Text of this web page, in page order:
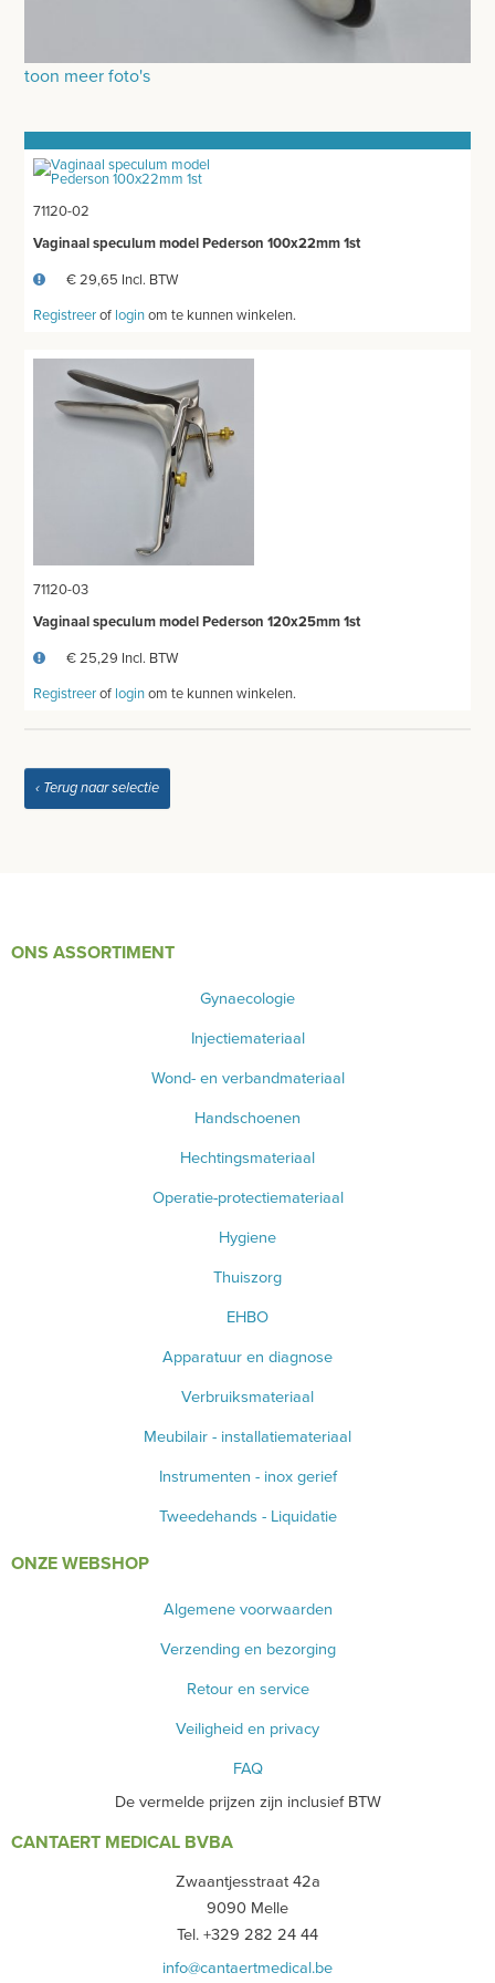
BISTOURIMESSEN
INSTRUMENTENDOZEN - INOX GERIEF
NAGEL INSTRUMENTEN
OORSPUITEN
MEDICON INSTRUMENTEN
STEMVORKEN
ORTHOPEDIE
toon meer foto's
71120-02
Vaginaal speculum model Pederson 100x22mm 1st
€ 29,65 Incl. BTW
Registreerof loginom te kunnen winkelen.
71120-03
Vaginaal speculum model Pederson 120x25mm 1st
€ 25,29 Incl. BTW
Registreerof loginom te kunnen winkelen.
‹ Terug naar selectie
ONS ASSORTIMENT
Gynaecologie
Injectiemateriaal
Wond- en verbandmateriaal
Handschoenen
Hechtingsmateriaal
Operatie-protectiemateriaal
Hygiene
Thuiszorg
EHBO
Apparatuur en diagnose
Verbruiksmateriaal
Meubilair - installatiemateriaal
Instrumenten - inox gerief
Tweedehands - Liquidatie
ONZE WEBSHOP
Algemene voorwaarden
Verzending en bezorging
Retour en service
Veiligheid en privacy
FAQ
De vermelde prijzen zijn inclusief BTW
CANTAERT MEDICAL BVBA
Zwaantjesstraat 42a
9090 Melle
Tel. +329 282 24 44
info@cantaertmedical.be